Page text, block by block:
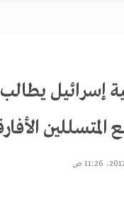
إسرائيل
المتسللين